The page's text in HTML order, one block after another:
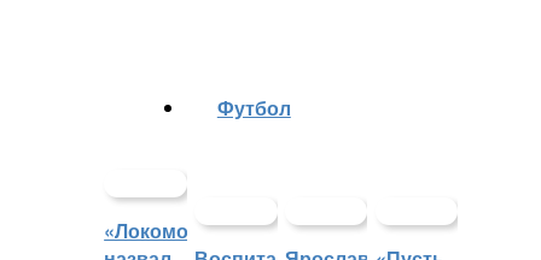
«Локомотив»
Футбол